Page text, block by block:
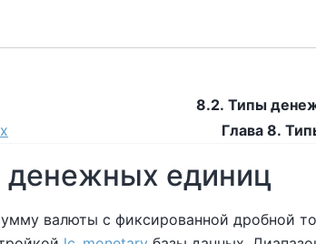
8.2. Типы
Глава 8.
денежных единиц
валюты с фиксированной дробной